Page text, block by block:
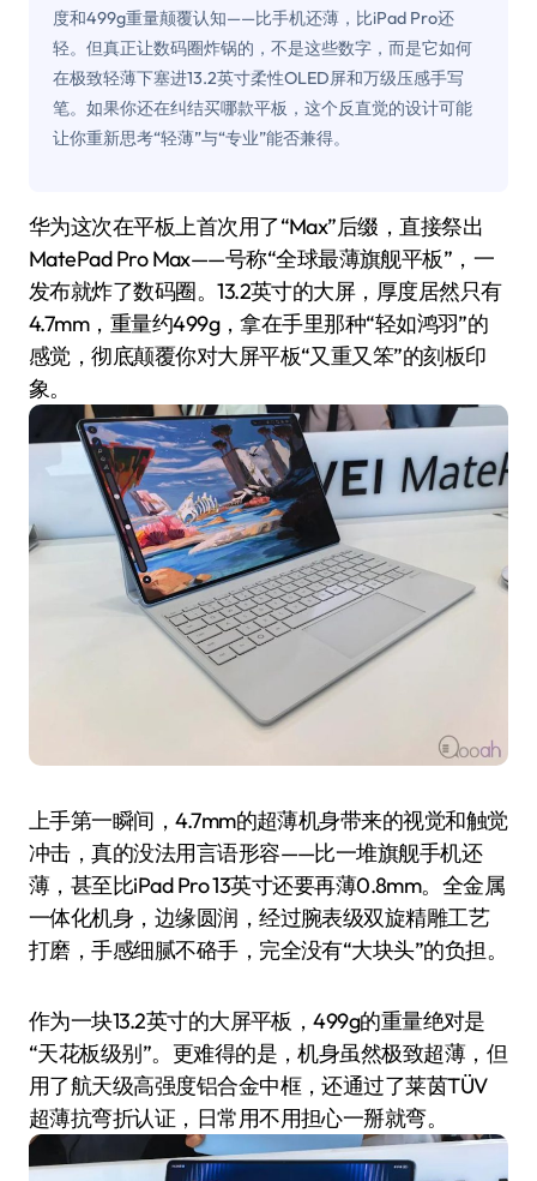
度和499g重量颠覆认知——比手机还薄，比iPad Pro还
轻。但真正让数码圈炸锅的，不是这些数字，而是它如何
在极致轻薄下塞进13.2英寸柔性OLED屏和万级压感手写
笔。如果你还在纠结买哪款平板，这个反直觉的设计可能
让你重新思考“轻薄”与“专业”能否兼得。
华为这次在平板上首次用了“Max”后缀，直接祭出
MatePad Pro Max——号称“全球最薄旗舰平板”，一
发布就炸了数码圈。13.2英寸的大屏，厚度居然只有
4.7mm，重量约499g，拿在手里那种“轻如鸿羽”的
感觉，彻底颠覆你对大屏平板“又重又笨”的刻板印
象。
上手第一瞬间，4.7mm的超薄机身带来的视觉和触觉
冲击，真的没法用言语形容——比一堆旗舰手机还
薄，甚至比iPad Pro 13英寸还要再薄0.8mm。全金属
一体化机身，边缘圆润，经过腕表级双旋精雕工艺
打磨，手感细腻不硌手，完全没有“大块头”的负担。
作为一块13.2英寸的大屏平板，499g的重量绝对是
“天花板级别”。更难得的是，机身虽然极致超薄，但
用了航天级高强度铝合金中框，还通过了莱茵TÜV
超薄抗弯折认证，日常用不用担心一掰就弯。